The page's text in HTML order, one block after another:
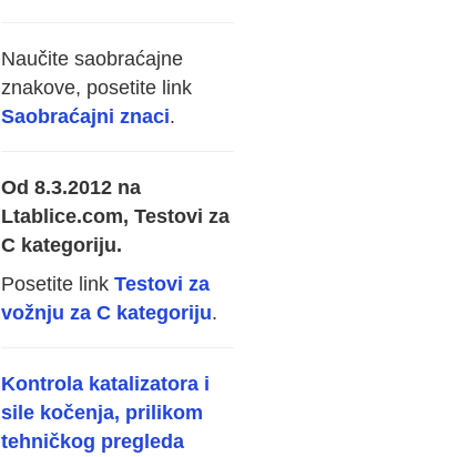
Naučite saobraćajne
znakove, posetite link
Saobraćajni znaci.
Od 8.3.2012 na
Ltablice.com, Testovi za
C kategoriju.
Posetite link Testovi za
vožnju za C kategoriju.
Kontrola katalizatora i
sile kočenja, prilikom
tehničkog pregleda